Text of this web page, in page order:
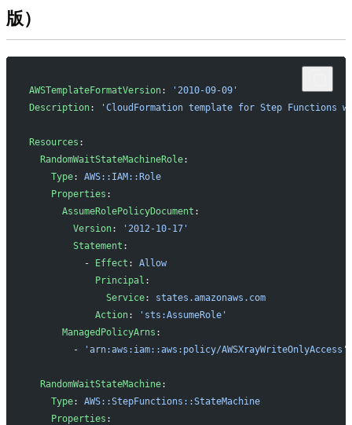
版）
AWSTemplateFormatVersion:
'2010-09-09'
Description: 'CloudFormation template for Step Functions
Resources :
  RandomWaitStateMachineRole
:
    Type
: AWS::IAM::Role
    Properties
:
      AssumeRolePolicyDocument
:
        Version
:
'2012-10-17'
        Statement
:
          -
Effect : Allow
            Principal
:
              Service
: states.amazonaws.com
            Action
:
'sts:AssumeRole'
      ManagedPolicyArns
:
        -
'arn:aws:iam::aws:policy/AWSXrayWriteOnlyAccess'
  RandomWaitStateMachine
:
    Type
: AWS::StepFunctions::StateMachine
    Properties
: